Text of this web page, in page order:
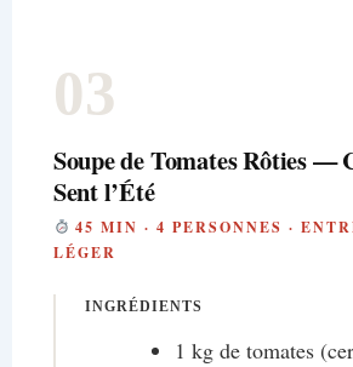
03
Soupe de Tomates Rôties —
Sent l’Été
45 MIN · 4 PERSONNES ·
LÉGER
INGRÉDIENTS
1 kg de tomates